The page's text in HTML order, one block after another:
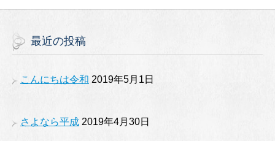
最近の投稿
こんにちは令和 2019年5月1日
さよなら平成 2019年4月30日